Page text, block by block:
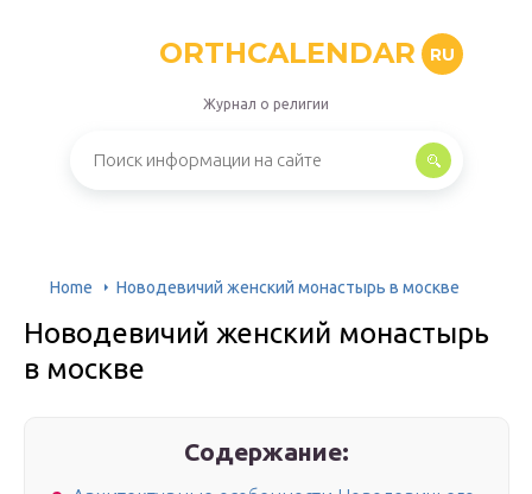
ORTHCALENDAR RU
Журнал о религии
Home Новодевичий женский монастырь в москве
Новодевичий женский монастырь
в москве
Содержание: